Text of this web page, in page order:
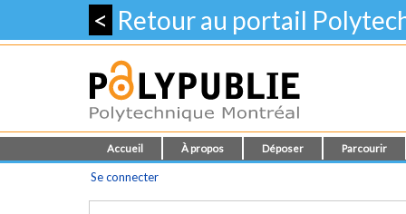
< Retour au portail
Accueil À propos Déposer Parcourir
Se connecter